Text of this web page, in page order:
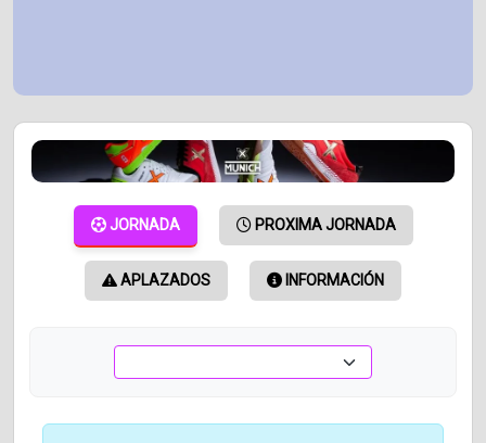
JORNADA PROXIMA JORNADA
APLAZADOS INFORMACIÓN